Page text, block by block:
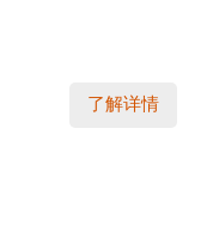
了解详情